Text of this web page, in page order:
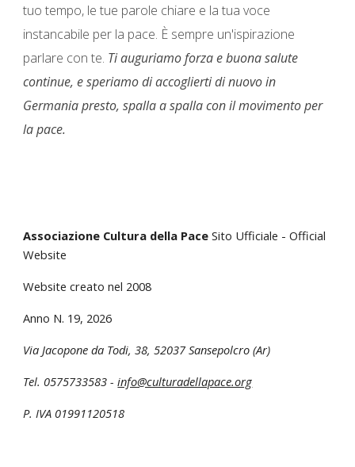
tuo tempo, le tue parole chiare e la tua voce
instancabile per la pace. È sempre un'ispirazione
parlare con te. Ti auguriamo forza e buona salute
continue, e speriamo di accoglierti di nuovo in
Germania presto, spalla a spalla con il movimento per
la pace.
Associazione Cultura della Pace Sito Ufficiale - Official
Website
Website creato nel 2008
Anno N. 19, 2026
Via Jacopone da Todi, 38,52037 Sansepolcro (Ar)
Tel. 0575733583 - info@culturadellapace.org
P. IVA 01991120518